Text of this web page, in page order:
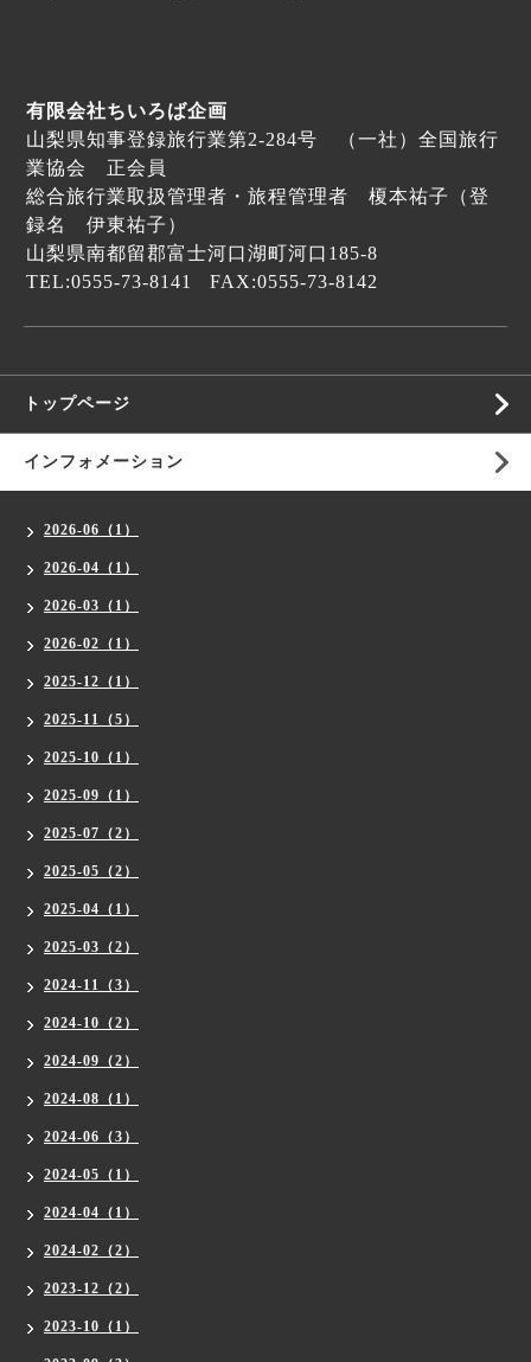
有限会社ちいろば企画
山梨県知事登録旅行業第2-284号 （一社）全国旅行
業協会 正会員
総合旅行業取扱管理者・旅程管理者 榎本祐子（登
録名 伊東祐子）
山梨県南都留郡富士河口湖町河口185-8
TEL:0555-73-8141 FAX:0555-73-8142
トップページ
インフォメーション
2026-06（1）
2026-04（1）
2026-03（1）
2026-02（1）
2025-12（1）
2025-11（5）
2025-10（1）
2025-09（1）
2025-07（2）
2025-05（2）
2025-04（1）
2025-03（2）
2024-11（3）
2024-10（2）
2024-09（2）
2024-08（1）
2024-06（3）
2024-05（1）
2024-04（1）
2024-02（2）
2023-12（2）
2023-10（1）